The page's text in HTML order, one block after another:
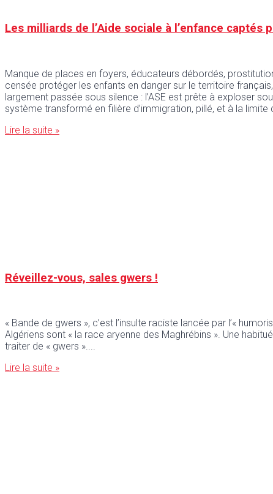
Les milliards de l’Aide sociale à l’enfance
Manque de places en foyers, éducateurs débordés,
censée protéger les enfants en danger sur le territoire
largement passée sous silence : l’ASE est prête à exploser
système transformé en filière d’immigration, pillé, et à la limite
Lire la suite »
Réveillez-vous, sales gwers !
« Bande de gwers », c’est l’insulte raciste lancée par l’«
Algériens sont « la race aryenne des Maghrébins ». Une
traiter de « gwers ».
Lire la suite »